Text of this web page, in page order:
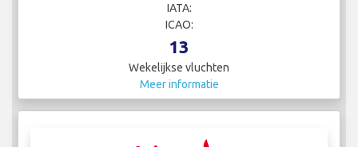
IATA:
ICAO:
13
Wekelijkse vluchten
Meer informatie